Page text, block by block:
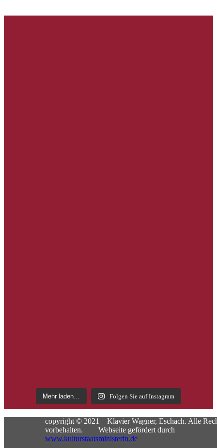
Mehr laden… Folgen Sie auf Instagram
copyright © 2021 – Klavier Wagner, Eschach. Alle
vorbehalten. Webseite gefördert durch
www.kulturstaatsministerin.de